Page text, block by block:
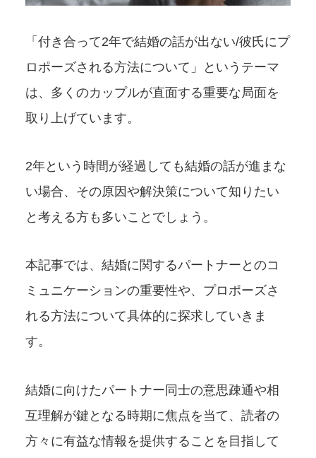
「付き合って2年で結婚の話が出ない/彼氏にプ
ロポーズされる方法について」というテーマ
は、多くのカップルが直面する重要な局面を
取り上げています。
2年という時間が経過しても結婚の話が進まな
い場合、その原因や解決策について知りたい
と考える方も多いことでしょう。
本記事では、結婚に関するパートナーとのコ
ミュニケーションの重要性や、プロポーズさ
れる方法について具体的に探求していきま
す。
結婚に向けたパートナー同士の意思疎通や相
互理解が鍵となる時期に焦点を当て、読者の
方々に有益な情報を提供することを目指して